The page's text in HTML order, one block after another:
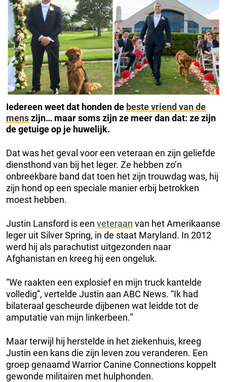
Iedereen weet dat honden de beste vriend van de
menszijn… maar soms zijn ze meer dan dat: ze zijn
de getuige op je huwelijk.
Dat was het geval voor een veteraan en zijn geliefde
diensthond van bij het leger. Ze hebben zo’n
onbreekbare band dat toen het zijn trouwdag was, hij
zijn hond op een speciale manier erbij betrokken
moest hebben.
Justin Lansford is een veteraan van het Amerikaanse
leger uit Silver Spring, in de staat Maryland. In 2012
werd hij als parachutist uitgezonden naar
Afghanistan en kreeg hij een ongeluk.
“We raakten een explosief en mijn truck kantelde
volledig”, vertelde Justin aan ABC News. “Ik had
bilateraal gescheurde dijbenen wat leidde tot de
amputatie van mijn linkerbeen.”
Maar terwijl hij herstelde in het ziekenhuis, kreeg
Justin een kans die zijn leven zou veranderen. Een
groep genaamd Warrior Canine Connections koppelt
gewonde militairen met hulphonden.